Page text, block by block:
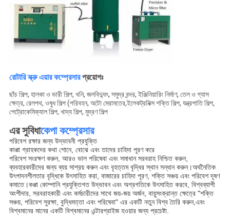
রোটারি স্ক্রু এয়ার কম্প্রেসার প্রয়োগঃ
ছাঁচ শিল্প, হালকা ও ভারী শিল্প, খনি, জলবিদ্যুৎ, সমুদ্র বন্দর, ইঞ্জিনিয়ারিং নির্মাণ, তেল ও গ্যাস
ক্ষেত্র, রেলপথ, ওষুধ শিল্প (পরিবহন, অটো মেরামতের,ইলেকট্রনিক্স শক্তি শিল্প, যন্ত্রপাতি শিল্প,
পেট্রোকেমিক্যাল শিল্প, খাদ্য শিল্প, মুদ্রণ শিল্প
এর সুবিধাকেপা কম্প্রেসার
পরিবেশ রক্ষার জন্য উদ্ভাবনী প্রযুক্তি
কাপ্পা গ্রাহকদের কথা শোনে, বোঝে এবং তাদের চাহিদা পূরণ করে
পরিবেশ সংরক্ষণ করুন, আরও ভাল পরিষেবা এবং সমাধান সরবরাহ নিশ্চিত করুন,
ব্যবহারকারীদের জন্য ব্যয় সাশ্রয় করুন এবং বৃহত্তম বৃদ্ধির স্থান সন্ধান করুন।অর্থনৈতিক
উৎপাদনশীলতার বৃদ্ধিকে উৎসাহিত করা, বাজারের চাহিদা পূরণ, শক্তি সঞ্চয় এবং পরিবেশ দূষণ
কমাতে।কপ্পা কোম্পানি প্রযুক্তিগত উদ্ভাবন এবং অগ্রগতিকে উৎসাহিত করবে, বিশ্বব্যাপী
অংশীদার, সরবরাহকারী এবং কর্মচারীদের সাথে জয়-জয় অর্জন, বায়ুসংক্রান্ত ক্ষেত্রে "শক্তি
সঞ্চয়, পরিবেশ সুরক্ষা, বুদ্ধিমত্তা এবং পরিষেবা" এর একটি নতুন বিশ্ব তৈরি করুন,এবং
বিশ্বমানের মানের একটি বিশ্বমানের এন্টারপ্রাইজ হওয়ার জন্য প্রচেষ্টা.